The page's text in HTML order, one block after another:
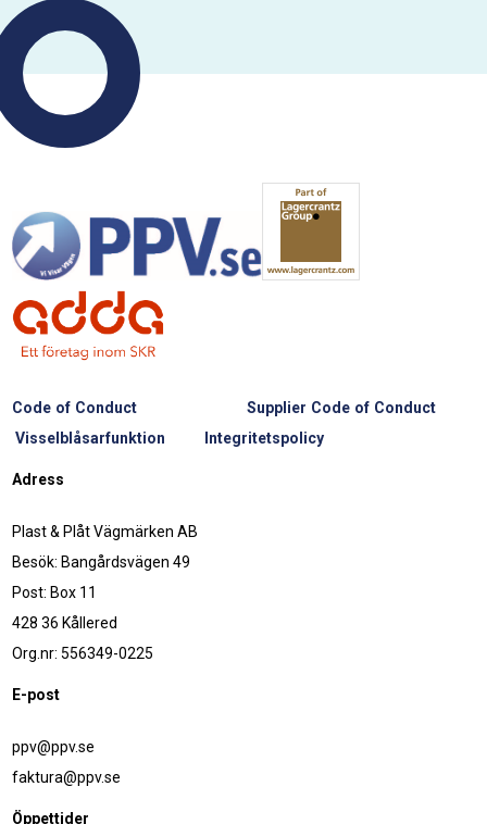
Code of Conduct
Supplier Code of Conduct
Visselblåsarfunktion
Integritetspolicy
Adress
Plast & Plåt Vägmärken AB
Besök: Bangårdsvägen 49
Post: Box 11
428 36 Kållered
Org.nr: 556349-0225
E-post
ppv@ppv.se
faktura@ppv.se
Öppettider